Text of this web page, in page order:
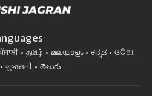
தமிழ் മലയാളം ಕನ್ನಡ
ଓଡିଆ
ગુજરાતી తెలుగు